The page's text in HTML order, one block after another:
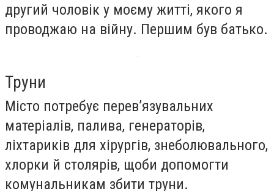
другий чоловік у моєму житті, якого я
проводжаю на війну. Першим був батько.
Труни
Місто потребує перев’язувальних
матеріалів, палива, генераторів,
ліхтариків для хірургів, знеболювального,
хлорки й столярів, щоби допомогти
комунальникам збити труни.